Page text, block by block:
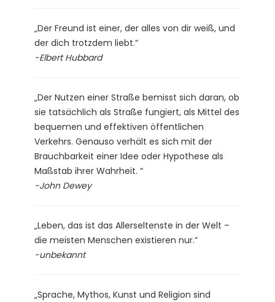
„Der Freund ist einer, der alles von dir weiß, und
der dich trotzdem liebt.“
-Elbert Hubbard
„Der Nutzen einer Straße bemisst sich daran, ob
sie tatsächlich als Straße fungiert, als Mittel des
bequemen und effektiven öffentlichen
Verkehrs. Genauso verhält es sich mit der
Brauchbarkeit einer Idee oder Hypothese als
Maßstab ihrer Wahrheit. “
-John Dewey
„Leben, das ist das Allerseltenste in der Welt –
die meisten Menschen existieren nur.“
-unbekannt
„Sprache, Mythos, Kunst und Religion sind